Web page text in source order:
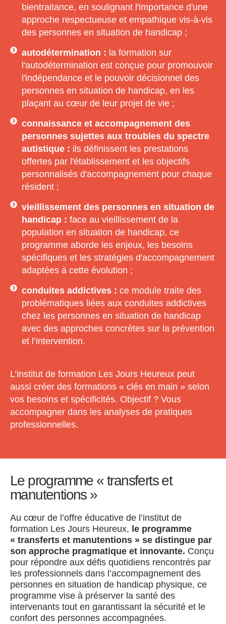
bientraitance, en soulignant l'importance d'une
approche respectueuse et empathique vis-à-vis
des personnes en situation de handicap ;
autodétermination : la formation sur
l'autodétermination est conçue pour promouvoir
l'indépendance et le pouvoir décisionnel des
personnes en situation de handicap, en les
plaçant au cœur de leur projet de vie ;
connaissance et accompagnement des
personnes sujettes aux troubles du spectre
autistique : ils définissent les prestations
offertes par l'établissement et les objectifs
personnalisés d'accompagnement pour chaque
résident ;
vieillissement des personnes en situation de
handicap : face au vieillissement de la
population en situation de handicap, ce
programme aborde les enjeux, les besoins
spécifiques et les stratégies d'accompagnement
adaptées à cette évolution ;
conduites addictives : ce module traite des
problématiques liées aux conduites addictives
chez les personnes en situation de handicap
avec des approches concrètes sur la prévention
et l’intervention.
L’institut de formation Les Jours Heureux peut
aussi créer des formations « clés en main » selon
vos besoins et spécificités. Objectif ? Vous
accompagner dans les analyses de pratiques
professionnelles.
Le programme « transferts et
manutentions »
Au cœur de l’offre éducative de l’institut de
formation Les Jours Heureux, le programme
« transferts et manutentions » se distingue par
son approche pragmatique et innovante. Conçu
pour répondre aux défis quotidiens rencontrés par
les professionnels dans l’accompagnement des
personnes en situation de handicap physique, ce
programme vise à préserver la santé des
intervenants tout en garantissant la sécurité et le
confort des personnes accompagnées.